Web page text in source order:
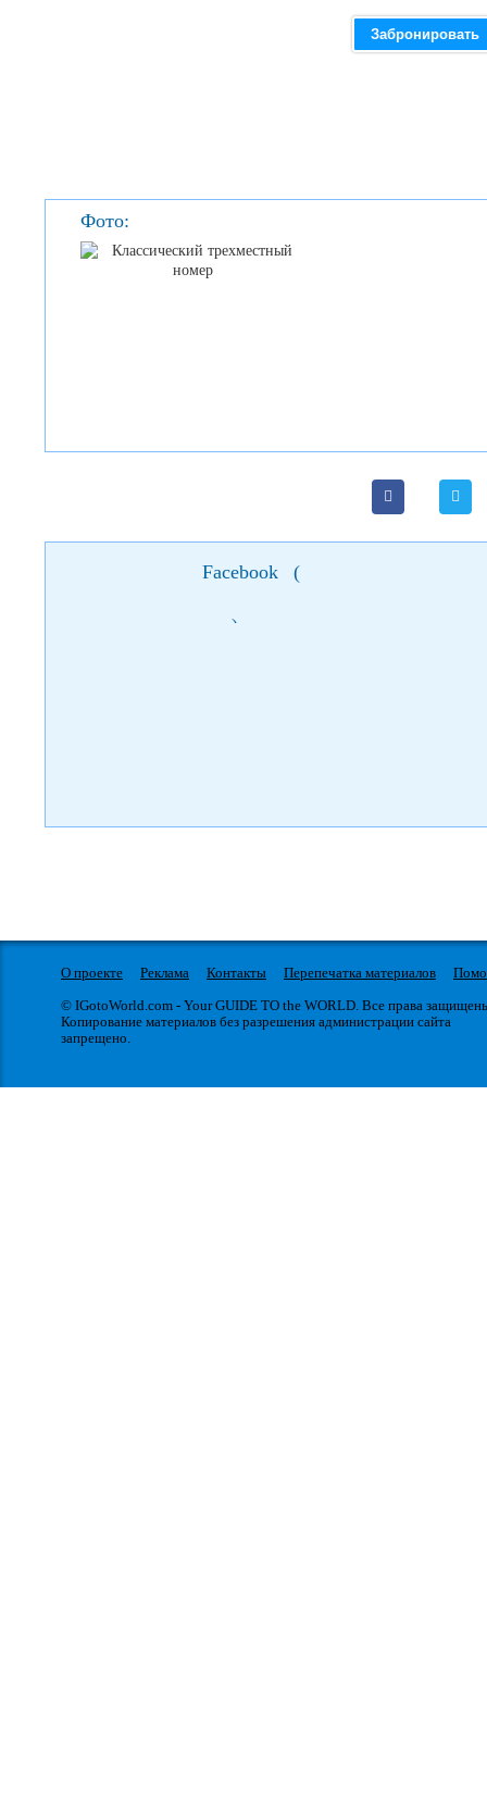
Забронировать
Фото:
Facebook (
)
О проекте Реклама Контакты Перепечатка материалов
© IGotoWorld.com - Your GUIDE TO the WORLD. Все права
Копирование материалов без разрешения администрации сайта
запрещено.